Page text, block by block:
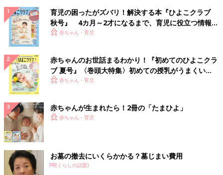
Tomy アテクシはすごく医者になりたいと思っていたわけじゃ
ないんです。実は小説家になれたらいいな、という気持ちがあり
ました。でも、どうやってなったらいいかわからなかったし、ほ
かになりたいものがなかったし･･･。父が医者だったからアテク
シも医者になる、それ以外の人生が想像できなくて、成績もよか
ったから医学部を受けようか、という感じでした。
医学部に入ったけど、それまで病院ってあんまり行ったことがな
かったんです。簡単な病気は父が家でみてくれていましたか
ら･･･。だから、医学生として病院で研修を受けてみて、「あ
れ、病院っていう場所があんまり好きじゃないかも･･･」ってそ
の時になって気づいてしまいました。
は論外だし、内科的な処置も難しいな、どうしよう･･･と悩みま
した。そんなときに精神科に見学に行ったら、聴診器を持たなく
育児の困ったがズバリ！解決する本『ひよこクラブ
秋号』 4カ月～2才になるまで、育児に役立つ情報が
いっぱい！
赤ちゃん・育児
赤ちゃんのお世話まるわかり！『初めてのひよこクラ
ブ 夏号』〈巻頭大特集〉初めての授乳がうまくい
く！ おっぱい・ミルクの基本と夏のトラブル 解決テ
赤ちゃん・育児
赤ちゃんが生まれたら！2冊の「たまひよ」
赤ちゃん・育児
お墓の撤去にいくらかかる？墓じまい費用
PR(くらしの話題)